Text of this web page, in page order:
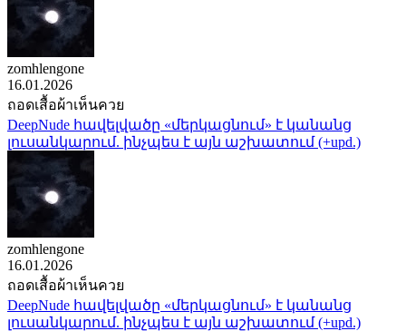
zomhlengone
16.01.2026
ถอดเสื้อผ้าเห็นควย
DeepNude հավելվածը «մերկացնում» է կանանց
լուսանկարում. ինչպես է այն աշխատում (+upd.)
zomhlengone
16.01.2026
ถอดเสื้อผ้าเห็นควย
DeepNude հավելվածը «մերկացնում» է կանանց
լուսանկարում. ինչպես է այն աշխատում (+upd.)